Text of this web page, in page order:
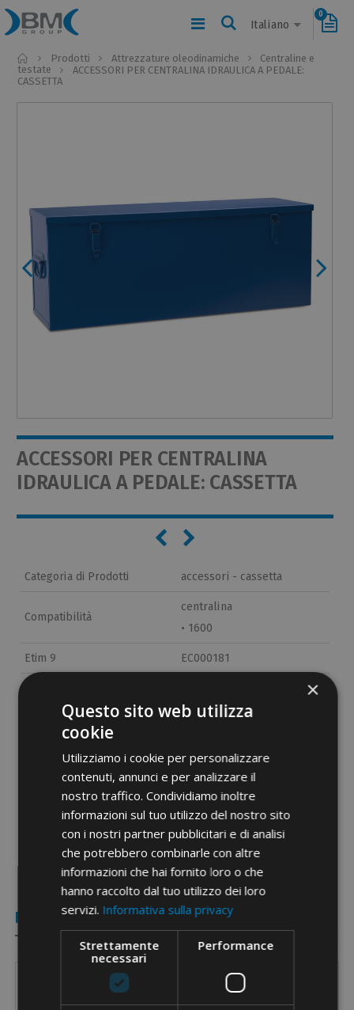
Italiano
0
Home
Prodotti Attrezzature oleodinamiche
Centraline e
testate
ACCESSORI PER CENTRALINA IDRAULICA A PEDALE:
CASSETTA
ACCESSORI PER CENTRALINA
IDRAULICA A PEDALE: CASSETTA
Categoria di Prodotti accessori - cassetta
Compatibilità
centralina
• 1600
Etim 9 EC000181
Documenti PDF
Referenze
Descrizione
×
Questo sito web utilizza
cookie
Utilizziamo i cookie per personalizzare
contenuti, annunci e per analizzare il
nostro traffico. Condividiamo inoltre
informazioni sul tuo utilizzo del nostro sito
con i nostri partner pubblicitari e di analisi
che potrebbero combinarle con altre
informazioni che hai fornito loro o che
hanno raccolto dal tuo utilizzo dei loro
servizi. Informativa sulla privacy
Strettamente
necessari
Performance